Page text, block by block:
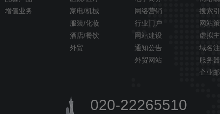
增值业务
家电/机械
服装/化妆
酒店/餐饮
外贸
网络营销
行业门户
网站建设
通知公告
外贸网站
搜索
网站
虚拟
域名
服务器
企业
020-22265510